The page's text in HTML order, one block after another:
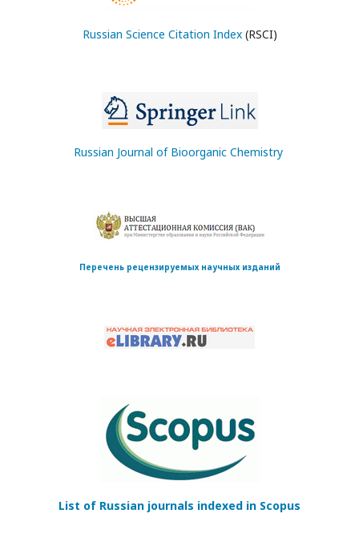
Russian Science Citation Index(RSCI)
Russian Journal of Bioorganic Chemistry
Перечень рецензируемых научных изданий
List of Russian journals indexed in Scopus